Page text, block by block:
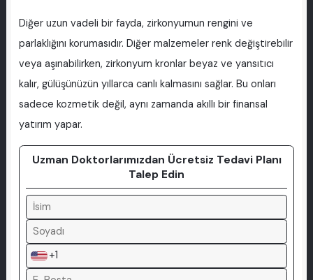
Diğer uzun vadeli bir fayda, zirkonyumun rengini ve
parlaklığını korumasıdır. Diğer malzemeler renk değiştirebilir
veya aşınabilirken, zirkonyum kronlar beyaz ve yansıtıcı
kalır, gülüşünüzün yıllarca canlı kalmasını sağlar. Bu onları
sadece kozmetik değil, aynı zamanda akıllı bir finansal
yatırım yapar.
Uzman Doktorlarımızdan Ücretsiz Tedavi Planı
Talep Edin
+1